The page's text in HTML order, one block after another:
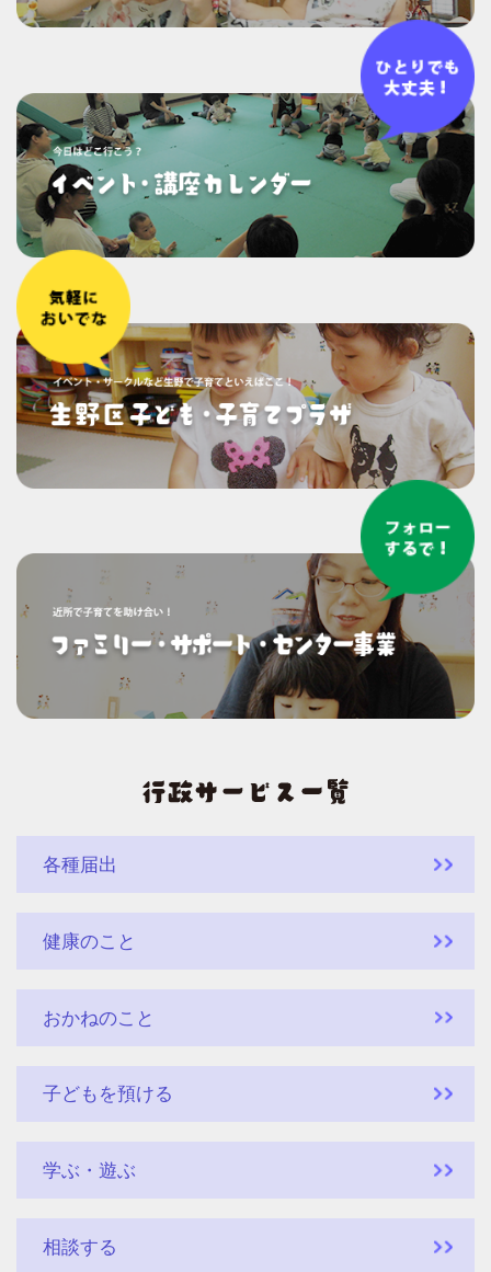
各種届出
健康のこと
おかねのこと
子どもを預ける
学ぶ・遊ぶ
相談する